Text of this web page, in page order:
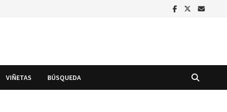
VIÑETAS BÚSQUEDA